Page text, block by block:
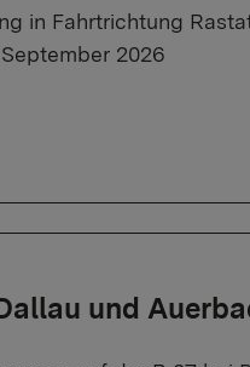
in Fahrtrichtung
2026
und